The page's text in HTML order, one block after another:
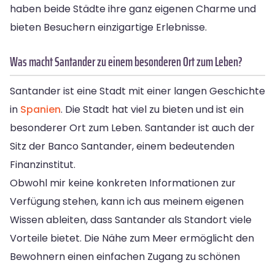
haben beide Städte ihre ganz eigenen Charme und
bieten Besuchern einzigartige Erlebnisse.
Was macht Santander zu einem besonderen Ort zum Leben?
Santander ist eine Stadt mit einer langen Geschichte
in Spanien. Die Stadt hat viel zu bieten und ist ein
besonderer Ort zum Leben. Santander ist auch der
Sitz der Banco Santander, einem bedeutenden
Finanzinstitut.
Obwohl mir keine konkreten Informationen zur
Verfügung stehen, kann ich aus meinem eigenen
Wissen ableiten, dass Santander als Standort viele
Vorteile bietet. Die Nähe zum Meer ermöglicht den
Bewohnern einen einfachen Zugang zu schönen